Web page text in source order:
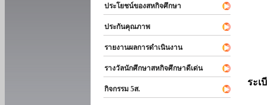
ประโยชน์ของสหกิจศึกษา
ประกันคุณภาพ
รายงานผลการดำเนินงาน
รางวัลนักศึกษาสหกิจศึกษาดีเด่น
กิจกรรม 5ส.
ระเ